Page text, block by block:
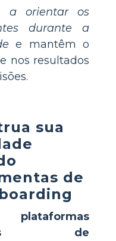
a orientar os
durante a
e mantêm o
nos resultados
sua
de
de